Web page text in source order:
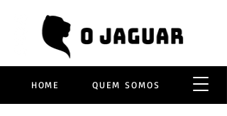
HOME QUEM SOMOS